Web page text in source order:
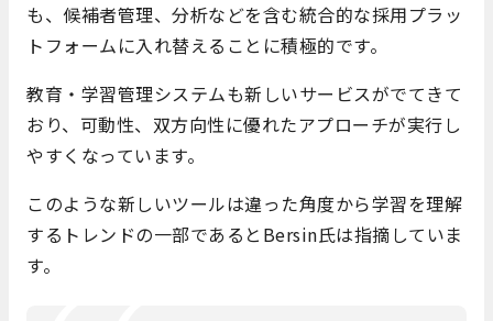
も、候補者管理、分析などを含む統合的な採用プラッ
トフォームに入れ替えることに積極的です。
教育・学習管理システムも新しいサービスがでてきて
おり、可動性、双方向性に優れたアプローチが実行し
やすくなっています。
このような新しいツールは違った角度から学習を理解
するトレンドの一部であるとBersin氏は指摘していま
す。